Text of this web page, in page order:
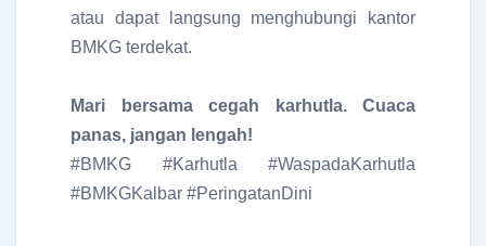
atau dapat langsung menghubungi kantor
BMKG terdekat.
Mari bersama cegah karhutla. Cuaca
panas, jangan lengah!
#BMKG #Karhutla #WaspadaKarhutla
#BMKGKalbar #PeringatanDini